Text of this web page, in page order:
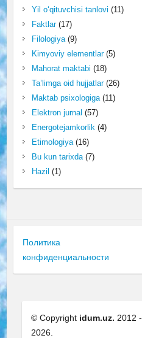
Yil o‘qituvchisi tanlovi (11)
Faktlar(17)
Filologiya(9)
Kimyoviy elementlar(5)
Mahorat maktabi (18)
Ta’limga oid hujjatlar(26)
Maktab psixologiga(11)
Elektron jurnal (57)
Energotejamkorlik(4)
Etimologiya(16)
Bu kun tarixda(7)
Hazil (1)
Политика
конфиденциальности
© Copyright idum.uz. 2012 -
2026.